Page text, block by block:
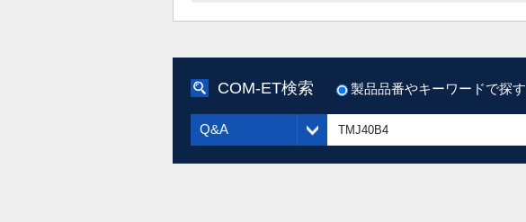
COM-ET検索 製品品番やキーワードで探す
Q&A